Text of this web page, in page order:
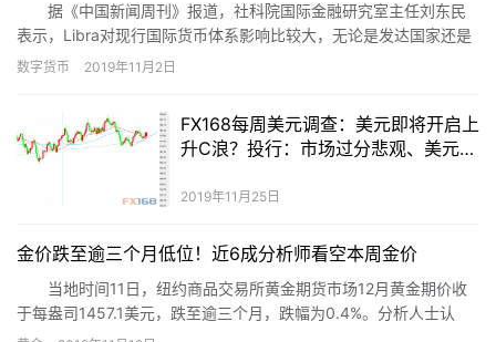
据《中国新闻周刊》报道，社科院国际金融研究室主任刘东民
表示，Libra对现行国际货币体系影响比较大，无论是发达国家还是
欠发达国家都会对其有严格的监管和要求。未来几年，Facebook需
略。因此，Libra的落地不会太快，也不会太顺利。由于目前Libra锚
定的一篮子货币比例还不清楚，尚不能判断是否会对美元全球霸权
产生影响，不过Libra的初衷肯定不是为了维护和增强美元霸权。中
国在研究数字货币上有着充足的时间窗口。Libra要想落地并不简
单，需要相当长时间与各国政府和国际金融机构进行斡旋。因此，
币做了很多工作，大量民营企业在区块链、第三方支付技术、数字
货币研发上有着重组技术积累和实际应用。因此，中国只需要适当
的政策调整，在数字稳定币研发上应该很快能够走到世界前列。
数字货币 2019年11月2日
FX168每周美元调查：美元即将开启上
升C浪？投行：市场过分悲观、美元前
2019年11月25日
金价跌至逾三个月低位！近6成分析师看空本周金价
当地时间11日，纽约商品交易所黄金期货市场12月黄金期价收
于每盎司1457.1美元，跌至逾三个月，跌幅为0.4%。分析人士认
为，由于市场避险情绪降温，令黄金期价承压下跌。